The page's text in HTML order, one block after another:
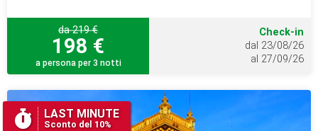
da 219 €
198 €
a persona per 3 notti
Check-in
dal 23/08/26
al 27/09/26
LAST MINUTE
Sconto del 10%